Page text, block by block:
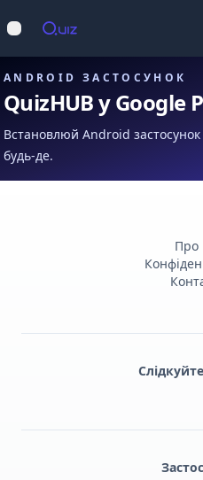
Відкрити меню
ANDROID ЗАСТОСУНОК
QuizHUB у Google
Встановлюй Android застосунок
будь-де.
Про